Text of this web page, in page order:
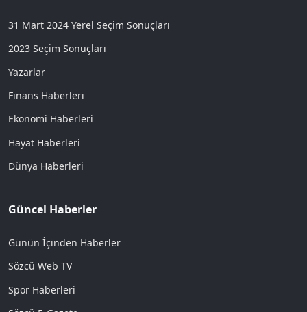
31 Mart 2024 Yerel Seçim Sonuçları
2023 Seçim Sonuçları
Yazarlar
Finans Haberleri
Ekonomi Haberleri
Hayat Haberleri
Dünya Haberleri
Güncel Haberler
Günün İçinden Haberler
Sözcü Web TV
Spor Haberleri